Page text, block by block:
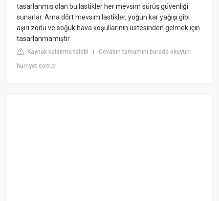
tasarlanmış olan bu lastikler her mevsim sürüş güvenliği
sunarlar. Ama dört mevsim lastikler, yoğun kar yağışı gibi
aşırı zorlu ve soğuk hava koşullarının üstesinden gelmek için
tasarlanmamıştır.
Kaynak kaldırma talebi |Cevabın tamamını burada okuyun:
hurriyet.com.tr